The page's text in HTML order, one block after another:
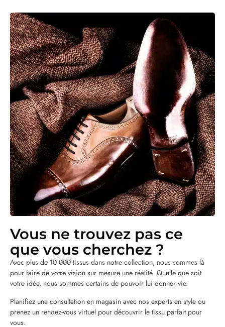
Vous ne trouvez pas ce
que vous cherchez ?
Avec plus de 10 000 tissus dans notre collection, nous sommes là
pour faire de votre vision sur mesure une réalité. Quelle que soit
votre idée, nous sommes certains de pouvoir lui donner vie.
Planifiez une consultation en magasin avec nos experts en style ou
prenez un rendez-vous virtuel pour découvrir le tissu parfait pour
vous.